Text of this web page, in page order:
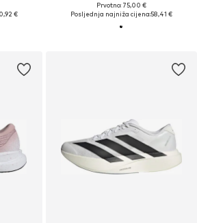
€
Prvotno: 75,00 €
Posljednja najniža cijena:58,41 €